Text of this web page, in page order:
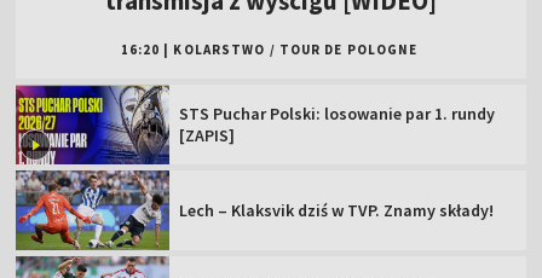
Relacja na żywo z meczu Raków –
Legia w najciekawszej parze 1. rundy STS